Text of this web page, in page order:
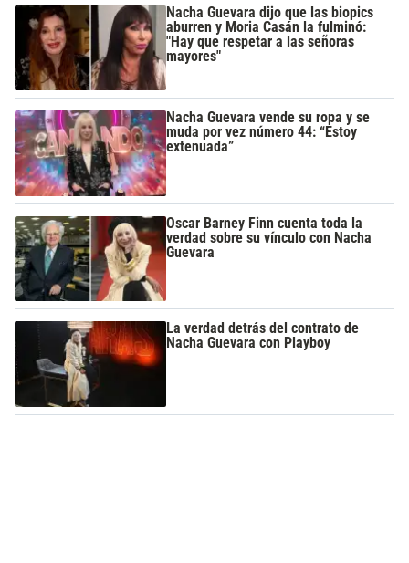
Nacha Guevara dijo que las biopics
aburren y Moria Casán la fulminó:
"Hay que respetar a las señoras
mayores"
Nacha Guevara vende su ropa y se
muda por vez número 44: “Estoy
extenuada”
Oscar Barney Finn cuenta toda la
verdad sobre su vínculo con Nacha
Guevara
La verdad detrás del contrato de
Nacha Guevara con Playboy